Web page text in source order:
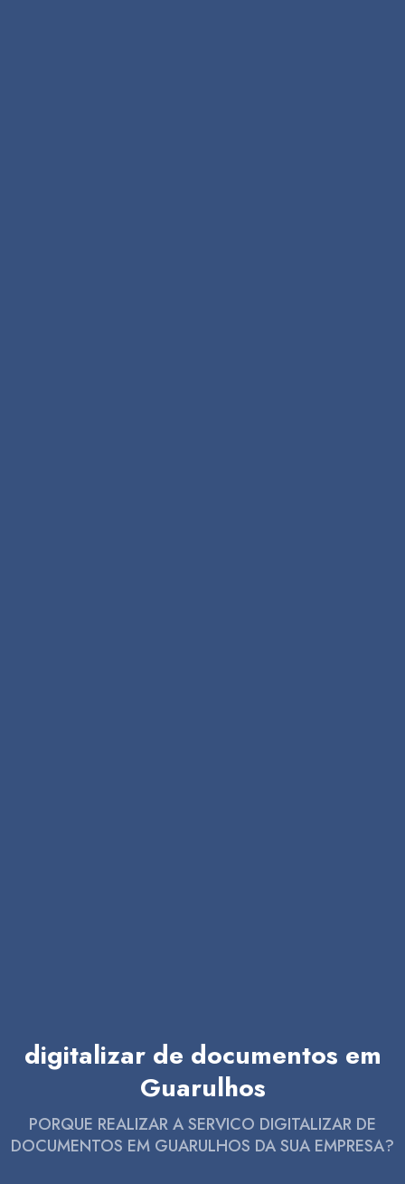
digitalizar de documentos em
Guarulhos
PORQUE REALIZAR A SERVICO DIGITALIZAR DE
DOCUMENTOS EM GUARULHOS DA SUA EMPRESA?